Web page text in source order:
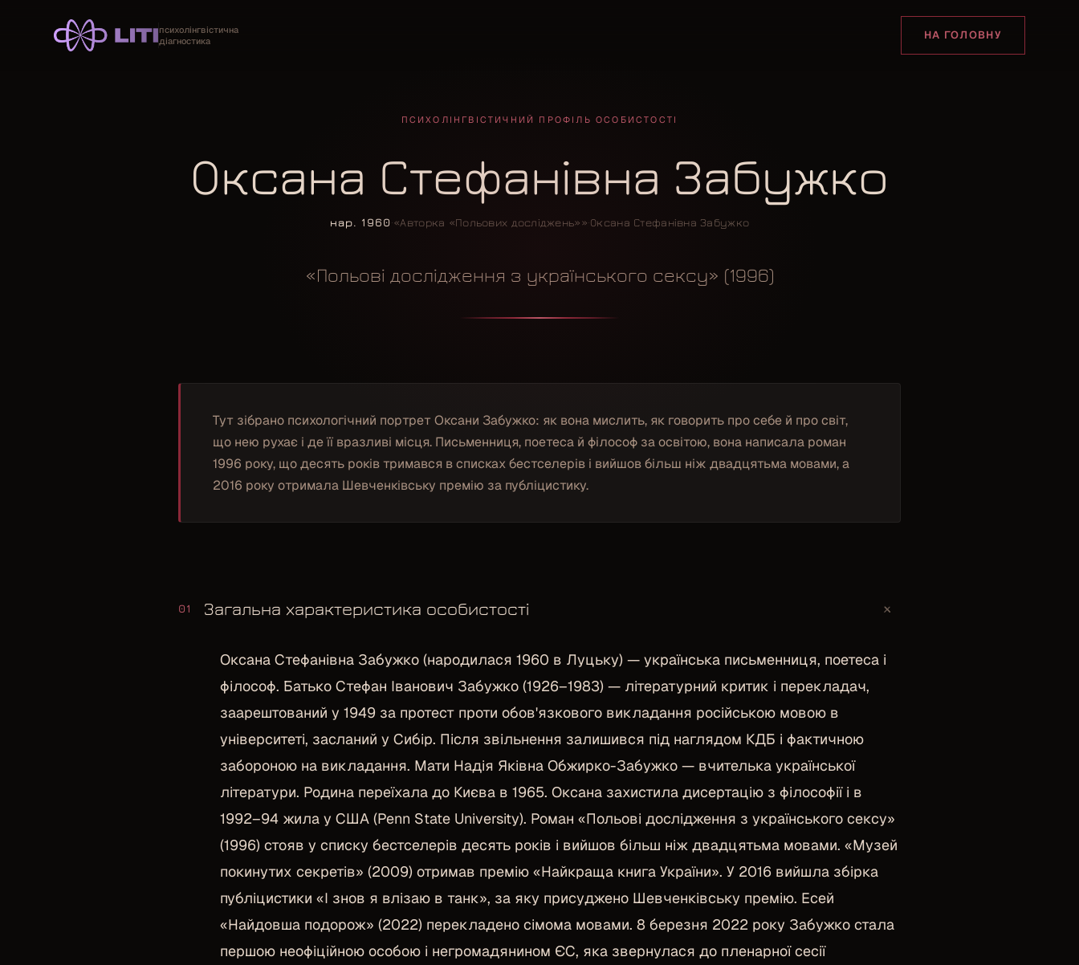
психолінгвістична
діагностика
НА ГОЛОВНУ
ПСИХОЛІНГВІСТИЧНИЙ ПРОФІЛЬ ОСОБИСТОСТІ
Оксана Стефанівна Забужко
нар. 1960·«Авторка «Польових досліджень»»·Оксана Стефанівна Забужко
«Польові дослідження з українського сексу» (1996)
Тут зібрано психологічний портрет Оксани Забужко: як вона мислить, як говорить про себе й про світ,
що нею рухає і де її вразливі місця. Письменниця, поетеса й філософ за освітою, вона написала роман
1996 року, що десять років тримався в списках бестселерів і вийшов більш ніж двадцятьма мовами, а
2016 року отримала Шевченківську премію за публіцистику.
01 Загальна характеристика особистості +
Оксана Стефанівна Забужко (народилася 1960 в Луцьку) — українська письменниця, поетеса і
філософ. Батько Стефан Іванович Забужко (1926–1983) — літературний критик і перекладач,
заарештований у 1949 за протест проти обов'язкового викладання російською мовою в
університеті, засланий у Сибір. Після звільнення залишився під наглядом КДБ і фактичною
забороною на викладання. Мати Надія Яківна Обжирко-Забужко — вчителька української
літератури. Родина переїхала до Києва в 1965. Оксана захистила дисертацію з філософії і в
1992–94 жила у США (Penn State University). Роман «Польові дослідження з українського сексу»
(1996) стояв у списку бестселерів десять років і вийшов більш ніж двадцятьма мовами. «Музей
покинутих секретів» (2009) отримав премію «Найкраща книга України». У 2016 вийшла збірка
публіцистики «І знов я влізаю в танк», за яку присуджено Шевченківську премію. Есей
«Найдовша подорож» (2022) перекладено сімома мовами. 8 березня 2022 року Забужко стала
першою неофіційною особою і негромадянином ЄС, яка звернулася до пленарної сесії